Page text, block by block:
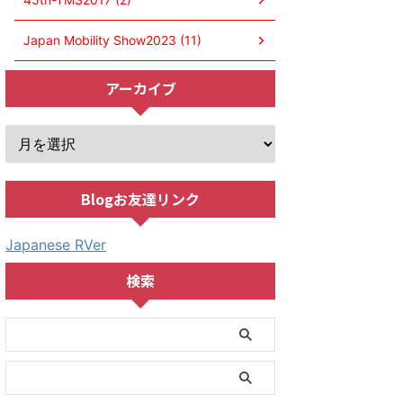
Japan Mobility Show2023 (11)
アーカイブ
Blogお友達リンク
Japanese RVer
検索